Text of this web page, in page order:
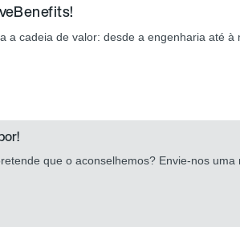
cadeia de valor: desde a engenharia até
que o aconselhemos? Envie-nos